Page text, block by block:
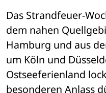
Das Strandfeuer-
dem nahen
Hamburg und aus
um Köln und
Ostseeferienland
besonderen Anlass